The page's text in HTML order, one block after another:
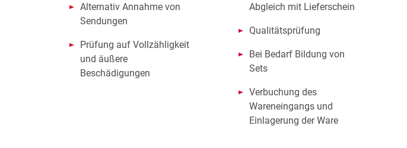
Alternativ Annahme von
Sendungen
Prüfung auf Vollzähligkeit
und äußere
Beschädigungen
Abgleich mit Lieferschein
Qualitätsprüfung
Bei Bedarf Bildung von
Sets
Verbuchung des
Wareneingangs und
Einlagerung der Ware